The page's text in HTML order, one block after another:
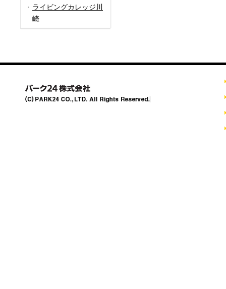
ライビングカレッジ川
崎